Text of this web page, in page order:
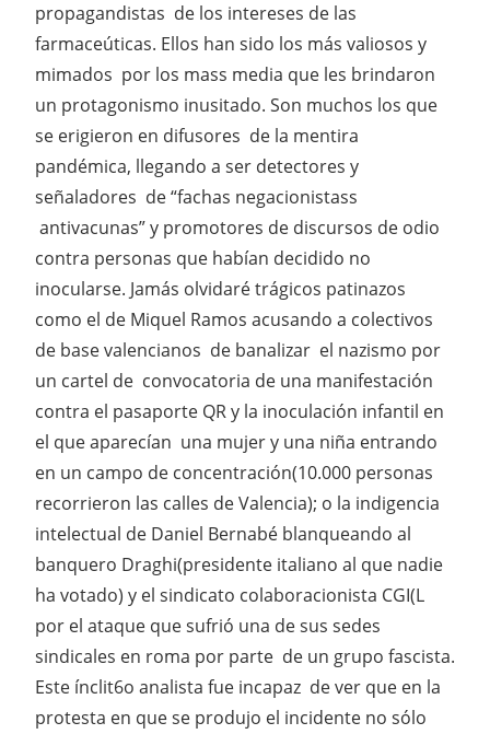
propagandistas de los intereses de las
farmaceúticas. Ellos han sido los más valiosos y
mimados por los mass media que les brindaron
un protagonismo inusitado. Son muchos los que
se erigieron en difusores de la mentira
pandémica, llegando a ser detectores y
señaladores de “fachas negacionistass
antivacunas” y promotores de discursos de odio
contra personas que habían decidido no
inocularse. Jamás olvidaré trágicos patinazos
como el de Miquel Ramos acusando a colectivos
de base valencianos de banalizar el nazismo por
un cartel de convocatoria de una manifestación
contra el pasaporte QR y la inoculación infantil en
el que aparecían una mujer y una niña entrando
en un campo de concentración(10.000 personas
recorrieron las calles de Valencia); o la indigencia
intelectual de Daniel Bernabé blanqueando al
banquero Draghi(presidente italiano al que nadie
ha votado) y el sindicato colaboracionista CGI(L
por el ataque que sufrió una de sus sedes
sindicales en roma por parte de un grupo fascista.
Este ínclit6o analista fue incapaz de ver que en la
protesta en que se produjo el incidente no sólo